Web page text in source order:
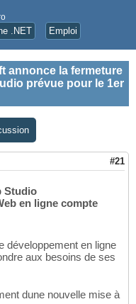
.NET Emploi
annonce la fermeture
prévue pour le 1er
#21
Studio
en ligne compte
développement en ligne
aux besoins de ses
dune nouvelle mise à